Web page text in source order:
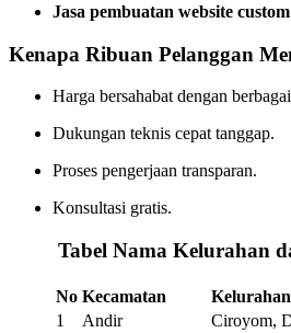
Jasa pembuatan website
Kenapa Ribuan Pelanggan
Harga bersahabat dengan
Dukungan teknis cepat tanggap.
Proses pengerjaan transparan.
Konsultasi gratis.
Tabel Nama Kelurahan
No Kecamatan
1
Andir
Ciroyom,